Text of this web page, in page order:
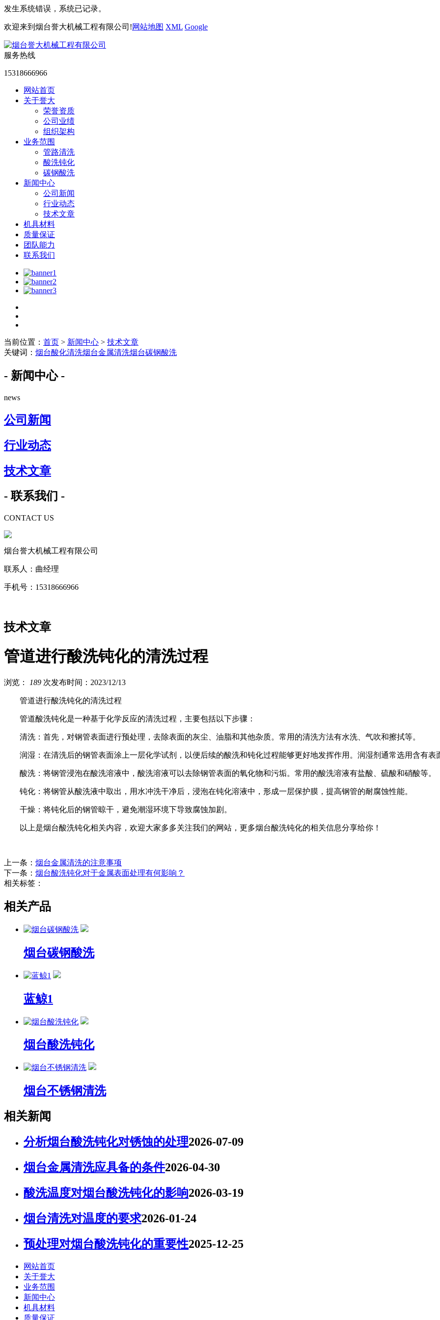
发生系统错误，系统已记录。
欢迎来到烟台誉大机械工程有限公司!网站地图 XML Google
服务热线
15318666966
网站首页
关于誉大
荣誉资质
公司业绩
组织架构
业务范围
管路清洗
酸洗钝化
碳钢酸洗
新闻中心
公司新闻
行业动态
技术文章
机具材料
质量保证
团队能力
联系我们
当前位置： 首页 > 新闻中心 > 技术文章
关键词： 烟台酸化清洗烟台金属清洗烟台碳钢酸洗
- 新闻中心 -
news
公司新闻
行业动态
技术文章
- 联系我们 -
CONTACT US
烟台誉大机械工程有限公司
联系人：曲经理
手机号：15318666966
技术文章
管道进行酸洗钝化的清洗过程
浏览： 189 次发布时间：2023/12/13
管道进行酸洗钝化的清洗过程
管道酸洗钝化是一种基于化学反应的清洗过程，主要包括以下步骤：
清洗：首先，对钢管表面进行预处理，去除表面的灰尘、油脂和其他杂质。常用的清洗方法有水洗、气吹和擦拭等。
润湿：在清洗后的钢管表面涂上一层化学试剂，以便后续的酸洗和钝化过程能够更好地发挥作用。润湿剂通常选用含有表
酸洗：将钢管浸泡在酸洗溶液中，酸洗溶液可以去除钢管表面的氧化物和污垢。常用的酸洗溶液有盐酸、硫酸和硝酸等。
钝化：将钢管从酸洗液中取出，用水冲洗干净后，浸泡在钝化溶液中，形成一层保护膜，提高钢管的耐腐蚀性能。
干燥：将钝化后的钢管晾干，避免潮湿环境下导致腐蚀加剧。
以上是烟台酸洗钝化相关内容，欢迎大家多多关注我们的网站，更多烟台酸洗钝化的相关信息分享给你！
上一条： 烟台金属清洗的注意事项
下一条： 烟台酸洗钝化对于金属表面处理有何影响？
相关标签：
相关产品
烟台碳钢酸洗
蓝鲸1
烟台酸洗钝化
烟台不锈钢清洗
相关新闻
分析烟台酸洗钝化对锈蚀的处理2026-07-09
烟台金属清洗应具备的条件2026-04-30
酸洗温度对烟台酸洗钝化的影响2026-03-19
烟台清洗对温度的要求2026-01-24
预处理对烟台酸洗钝化的重要性2025-12-25
网站首页
关于誉大
业务范围
新闻中心
机具材料
质量保证